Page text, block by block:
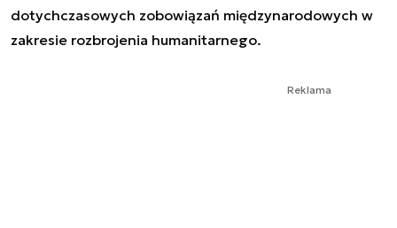
dotychczasowych zobowiązań międzynarodowych w
zakresie rozbrojenia humanitarnego.
Reklama